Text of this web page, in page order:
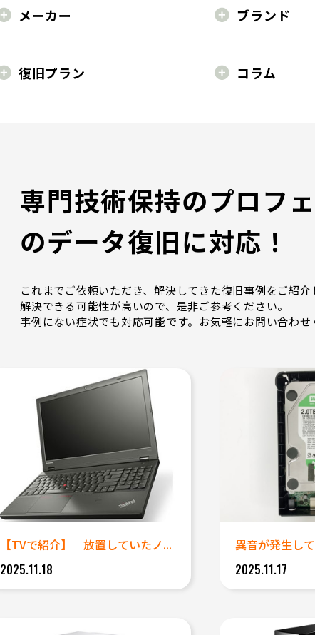
メーカー ブランド
復旧プラン コラム
専門技術保持のプロフ
のデータ復旧に対応！
これまでご依頼いただき、解決してきた復旧事例をご紹介
解決できる可能性が高いので、是非ご参考ください。
事例にない症状でも対応可能です。お気軽にお問い合わせ
【TVで紹介】 放置していたノ...
2025.11.18
2025.11.17